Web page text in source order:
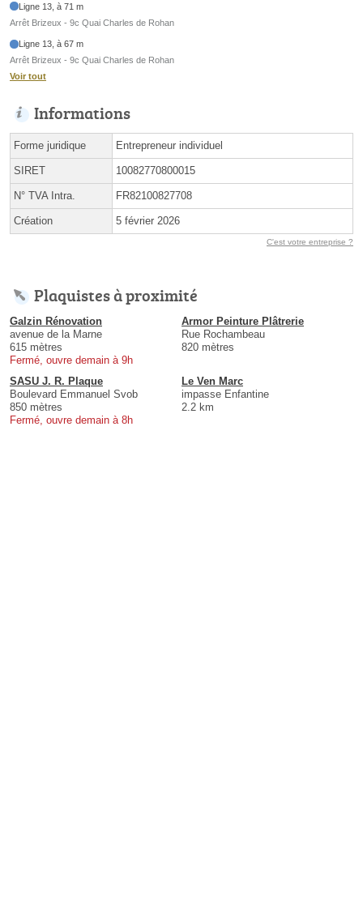
Ligne 13, à 71 m
Arrêt Brizeux - 9c Quai Charles de Rohan
Ligne 13, à 67 m
Arrêt Brizeux - 9c Quai Charles de Rohan
Voir tout
Informations
Forme juridique Entrepreneur individuel
SIRET 10082770800015
N° TVA Intra. FR82100827708
Création 5 février 2026
C'est votre entreprise ?
Plaquistes à proximité
Galzin Rénovation
avenue de la Marne
615 mètres
Fermé, ouvre demain à 9h
Armor Peinture Plâtrerie
Rue Rochambeau
820 mètres
SASU J. R. Plaque
Boulevard Emmanuel Svob
850 mètres
Fermé, ouvre demain à 8h
Le Ven Marc
impasse Enfantine
2.2 km